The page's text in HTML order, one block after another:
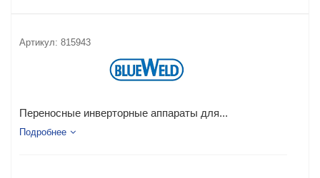
Артикул: 815943
Переносные инверторные аппараты для...
Подробнее